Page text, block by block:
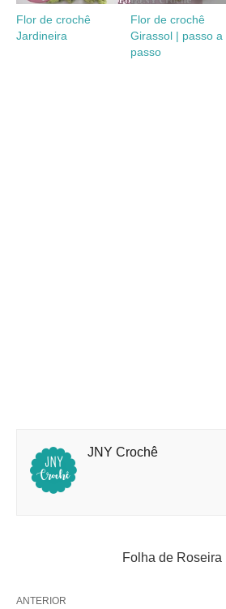
Flor de crochê
Jardineira
Flor de crochê
Girassol | passo a
passo
JNY Crochê
Folha de
ANTERIOR